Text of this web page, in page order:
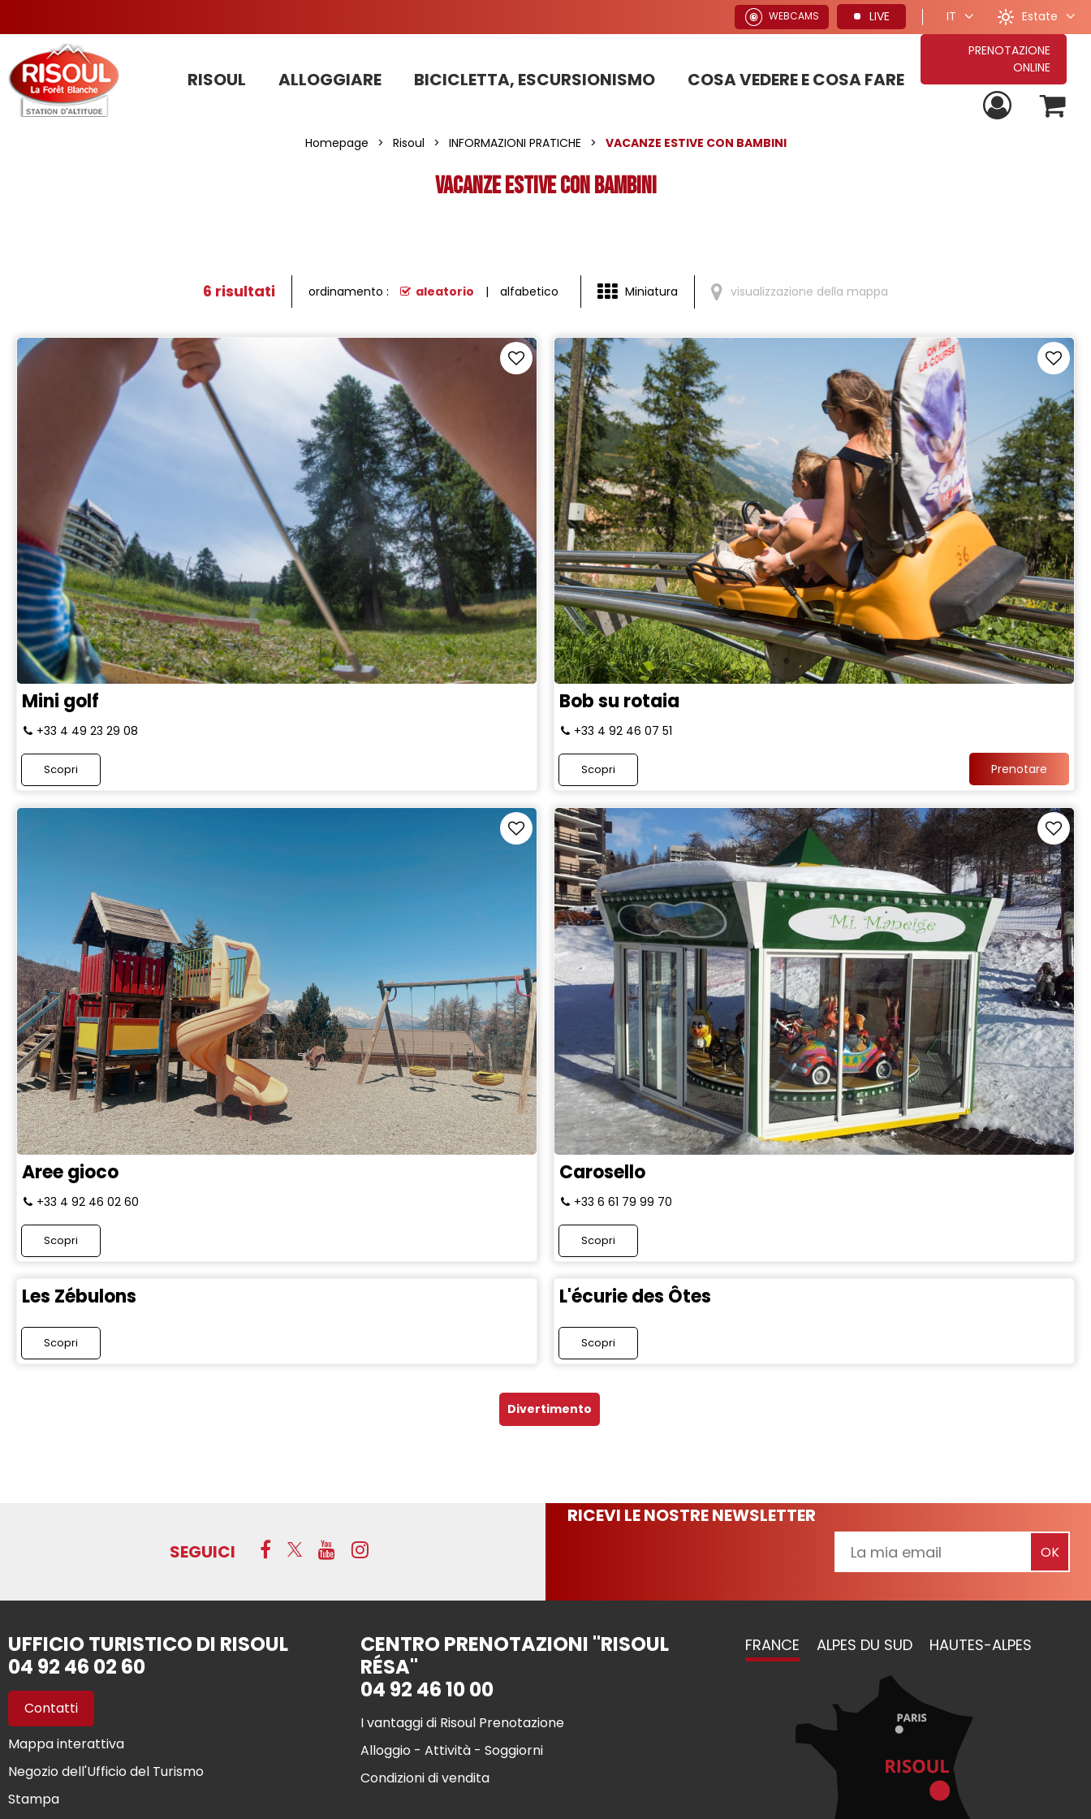
WEBCAMS LIVE IT Estate
RISOUL ALLOGGIARE BICICLETTA, ESCURSIONISMO COSA VEDERE E COSA FARE
PRENOTAZIONE
ONLINE
Homepage > Risoul > INFORMAZIONI PRATICHE > VACANZE ESTIVE CON BAMBINI
VACANZE ESTIVE CON BAMBINI
Miniatura visualizzazione della mappa
6 risultati ordinamento : aleatorio alfabetico
Mini golf
+33 4 49 23 29 08
Scopri
Bob su rotaia
+33 4 92 46 07 51
Scopri Prenotare
Aree gioco
+33 4 92 46 02 60
Scopri
Carosello
+33 6 61 79 99 70
Scopri
Les Zébulons
Scopri
L'écurie des Ôtes
Scopri
Divertimento
SEGUICI
RICEVI LE NOSTRE NEWSLETTER
UFFICIO TURISTICO DI RISOUL
04 92 46 02 60
Contatti
Mappa interattiva
Negozio dell'Ufficio del Turismo
Stampa
CENTRO PRENOTAZIONI "RISOUL
RÉSA"
04 92 46 10 00
I vantaggi di Risoul Prenotazione
Alloggio - Attività - Soggiorni
Condizioni di vendita
FRANCE ALPES DU SUD HAUTES-ALPES